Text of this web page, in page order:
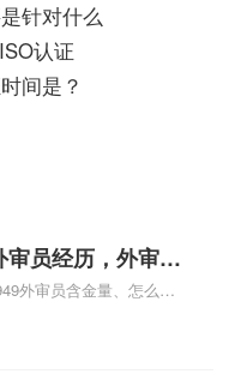
针对什么
认证
间是？
审员经历，外审员
外审员含金量、怎么才
的外审员、我